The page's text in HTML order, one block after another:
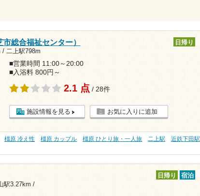
総合福祉センター）
/ 二上駅798m
日帰り
■営業時間 11:00～20:00
■入浴料 800円～
2.1 点 / 28件
施設情報を見る お気に入りに追加
橿原 冷え性 橿原 カップル 橿原 ひとり旅・一人旅 二上駅
近鉄下田駅
駅3.27km /
日帰り 宿泊